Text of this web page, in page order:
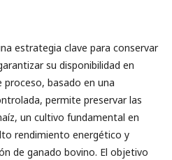
estrategia clave para conservar
su disponibilidad en
basado en una
permite preservar las
un cultivo fundamental en
rendimiento energético y
de ganado bovino. El objetivo